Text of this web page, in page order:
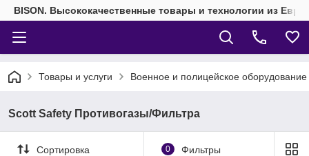
BISON. Высококачественные товары и технологии из
Товары и услуги Военное и полицейское
Scott Safety Противогазы/Фильтра
Сортировка 0 Фильтры